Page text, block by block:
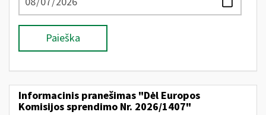
Paieška
Informacinis pranešimas "Dėl Europos
Komisijos sprendimo Nr. 2026/1407"